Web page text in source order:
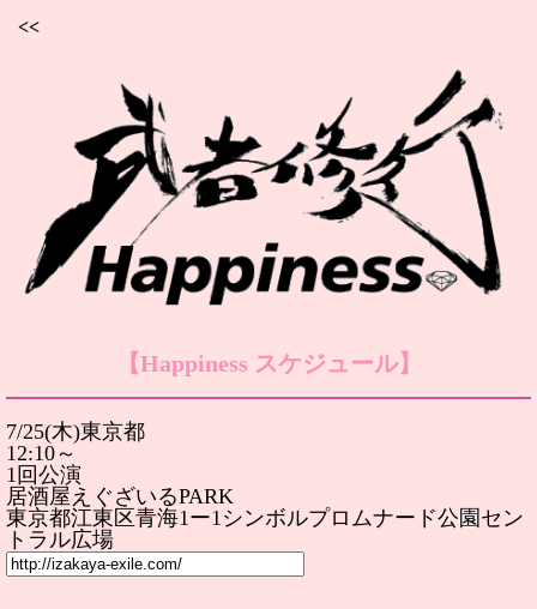
<<
【Happiness スケジュール】
7/25(木)東京都
12:10～
1回公演
居酒屋えぐざいるPARK
東京都江東区青海1ー1シンボルプロムナード公園セン
トラル広場